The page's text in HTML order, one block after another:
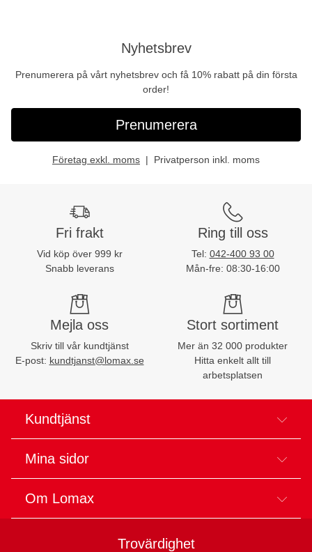
Nyhetsbrev
Prenumerera på vårt nyhetsbrev och få 10% rabatt på din första
order!
Prenumerera
Företag exkl. moms Privatperson inkl. moms
Fri frakt
Vid köp över 999 kr
Snabb leverans
Ring till oss
Tel: 042-400 93 00
Mån-fre: 08:30-16:00
Mejla oss
Skriv till vår kundtjänst
E-post: kundtjanst@lomax.se
Stort sortiment
Mer än 32 000 produkter
Hitta enkelt allt till
arbetsplatsen
Kundtjänst
Mina sidor
Om Lomax
Trovärdighet